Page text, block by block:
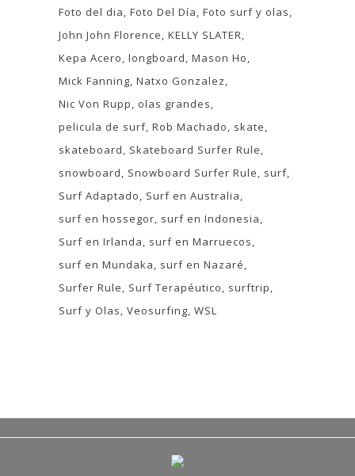
Foto del dia Foto Del Día Foto surf y olas
John John Florence KELLY SLATER
Kepa Acero longboard Mason Ho
Mick Fanning Natxo Gonzalez
Nic Von Rupp
olas grandes
pelicula de surf Rob Machado
skate
skateboard
Skateboard Surfer Rule
snowboard
Snowboard Surfer Rule
surf
Surf Adaptado
Surf en Australia
surf en hossegor surf en Indonesia
Surf en Irlanda
surf en Marruecos
surf en Mundaka
surf en Nazaré
Surfer Rule
Surf Terapéutico
surftrip
Surf y Olas Veosurfing WSL